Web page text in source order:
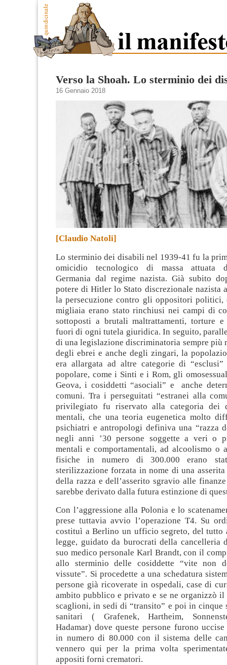
Verso la Shoah. Lo sterminio dei
16 Gennaio 2018
[Claudio Natoli]
Lo sterminio dei disabili nel 1939-41 fu la
omicidio tecnologico di massa attuata
Germania dal regime nazista. Già subito
potere di Hitler lo Stato discrezionale nazista
la persecuzione contro gli oppositori politici,
migliaia erano stato rinchiusi nei campi di
sottoposti a brutali maltrattamenti, torture
fuori di ogni tutela giuridica. In seguito,
di una legislazione discriminatoria sempre più
degli ebrei e anche degli zingari, la
era allargata ad altre categorie di
popolare, come i Sinti e i Rom, gli
Geova, i cosiddetti “asociali” e anche
comuni. Tra i perseguitati “estranei alla
privilegiato fu riservato alla categoria dei
mentali, che una teoria eugenetica molto
psichiatri e antropologi definiva una “razza
negli anni ’30 persone soggette a veri o
mentali e comportamentali, ad alcoolismo o
fisiche in numero di 300.000 erano
sterilizzazione forzata in nome di una
della razza e dell’asserito sgravio alle
sarebbe derivato dalla futura estinzione di
Con l’aggressione alla Polonia e lo
prese tuttavia avvio l’operazione T4. Su
costituì a Berlino un ufficio segreto, del
legge, guidato da burocrati della cancelleria
suo medico personale Karl Brandt, con il
allo sterminio delle cosiddette “vite non
vissute”. Si procedette a una schedatura
persone già ricoverate in ospedali, case di
ambito pubblico e privato e se ne organizzò il
scaglioni, in sedi di “transito” e poi in cinque
sanitari ( Grafenek, Hartheim,
Hadamar) dove queste persone furono
in numero di 80.000 con il sistema delle
vennero qui per la prima volta
appositi forni crematori.